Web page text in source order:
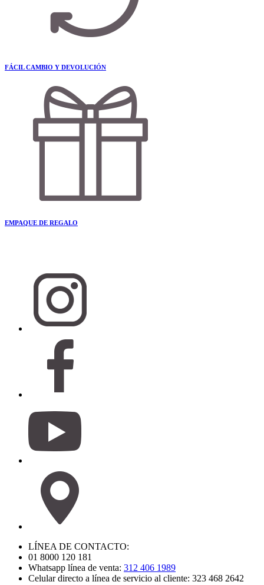
FÁCIL CAMBIO Y DEVOLUCIÓN
EMPAQUE DE REGALO
LÍNEA DE CONTACTO:
01 8000 120 181
Whatsapp línea de venta: 312 406 1989
Celular directo a línea de servicio al cliente: 323 468 2642